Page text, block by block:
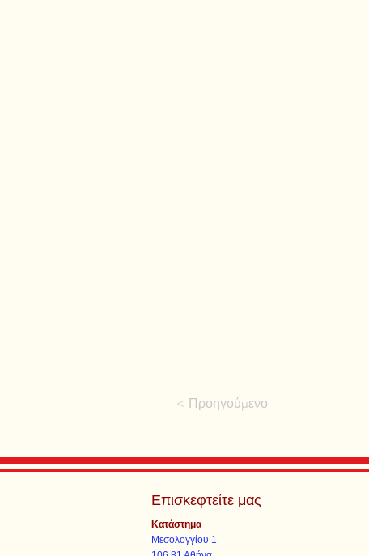
< Προηγούμενο
Επισκεφτείτε μας
Κατάστημα
Μεσολογγίου 1